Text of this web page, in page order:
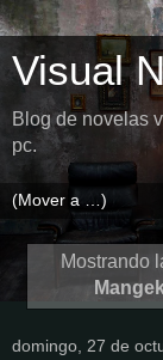
Visual
Blog de novelas
pc.
Mostrando
domingo, 27 de